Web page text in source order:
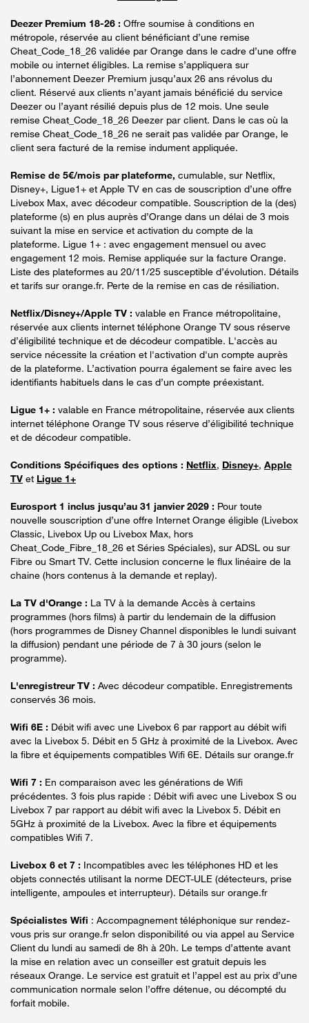
Deezer Premium 18-26 : Offre soumise à conditions en
métropole, réservée au client bénéficiant d’une remise
Cheat_Code_18_26 validée par Orange dans le cadre d’une offre
mobile ou internet éligibles. La remise s’appliquera sur
l’abonnement Deezer Premium jusqu’aux 26 ans révolus du
client. Réservé aux clients n’ayant jamais bénéficié du service
Deezer ou l’ayant résilié depuis plus de 12 mois. Une seule
remise Cheat_Code_18_26 Deezer par client. Dans le cas où la
remise Cheat_Code_18_26 ne serait pas validée par Orange, le
client sera facturé de la remise indument appliquée.
Remise de 5€/mois par plateforme, cumulable, sur Netflix,
Disney+, Ligue1+ et Apple TV en cas de souscription d’une offre
Livebox Max, avec décodeur compatible. Souscription de la (des)
plateforme (s) en plus auprès d’Orange dans un délai de 3 mois
suivant la mise en service et activation du compte de la
plateforme. Ligue 1+ : avec engagement mensuel ou avec
engagement 12 mois. Remise appliquée sur la facture Orange.
Liste des plateformes au 20/11/25 susceptible d’évolution. Détails
et tarifs sur orange.fr. Perte de la remise en cas de résiliation.
Netflix/Disney+/Apple TV : valable en France métropolitaine,
réservée aux clients internet téléphone Orange TV sous réserve
d’éligibilité technique et de décodeur compatible. L'accès au
service nécessite la création et l'activation d'un compte auprès
de la plateforme. L’activation pourra également se faire avec les
identifiants habituels dans le cas d’un compte préexistant.
Ligue 1+ : valable en France métropolitaine, réservée aux clients
internet téléphone Orange TV sous réserve d’éligibilité technique
et de décodeur compatible.
Conditions Spécifiques des options : Netflix, Disney+, Apple
TV et Ligue 1+
Eurosport 1 inclus jusqu’au 31 janvier 2029 : Pour toute
nouvelle souscription d’une offre Internet Orange éligible (Livebox
Classic, Livebox Up ou Livebox Max, hors
Cheat_Code_Fibre_18_26 et Séries Spéciales), sur ADSL ou sur
Fibre ou Smart TV. Cette inclusion concerne le flux linéaire de la
chaine (hors contenus à la demande et replay).
La TV d'Orange : La TV à la demande Accès à certains
programmes (hors films) à partir du lendemain de la diffusion
(hors programmes de Disney Channel disponibles le lundi suivant
la diffusion) pendant une période de 7 à 30 jours (selon le
programme).
L'enregistreur TV : Avec décodeur compatible. Enregistrements
conservés 36 mois.
Wifi 6E : Débit wifi avec une Livebox 6 par rapport au débit wifi
avec la Livebox 5. Débit en 5 GHz à proximité de la Livebox. Avec
la fibre et équipements compatibles Wifi 6E. Détails sur orange.fr
Wifi 7 : En comparaison avec les générations de Wifi
précédentes. 3 fois plus rapide : Débit wifi avec une Livebox S ou
Livebox 7 par rapport au débit wifi avec la Livebox 5. Débit en
5GHz à proximité de la Livebox. Avec la fibre et équipements
compatibles Wifi 7.
Livebox 6 et 7 : Incompatibles avec les téléphones HD et les
objets connectés utilisant la norme DECT-ULE (détecteurs, prise
intelligente, ampoules et interrupteur). Détails sur orange.fr
Spécialistes Wifi : Accompagnement téléphonique sur rendez-
vous pris sur orange.fr selon disponibilité ou via appel au Service
Client du lundi au samedi de 8h à 20h. Le temps d’attente avant
la mise en relation avec un conseiller est gratuit depuis les
réseaux Orange. Le service est gratuit et l’appel est au prix d’une
communication normale selon l’offre détenue, ou décompté du
forfait mobile.